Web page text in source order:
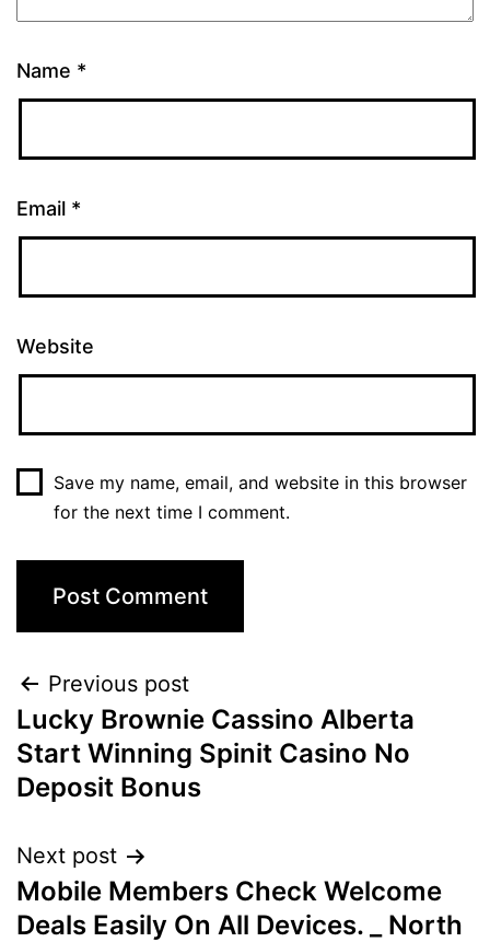
Name *
Email *
Website
Save my name, email, and website in this browser
for the next time I comment.
Previous post
Lucky Brownie Cassino Alberta
Start Winning Spinit Casino No
Deposit Bonus
Next post
Mobile Members Check Welcome
Deals Easily On All Devices. _ North